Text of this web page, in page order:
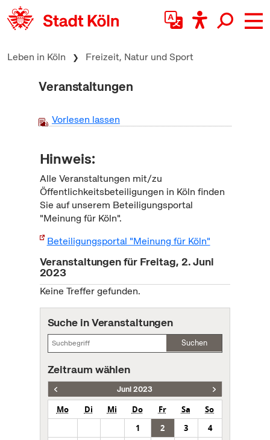
zum Inhalt springen
Leben in Köln Freizeit, Natur und Sport
Veranstaltungen
Vorlesen lassen
Hinweis:
Alle Veranstaltungen mit/zu
Öffentlichkeitsbeteiligungen in Köln finden
Sie auf unserem Beteiligungsportal
"Meinung für Köln".
Beteiligungsportal "Meinung für Köln"
Veranstaltungen für Freitag, 2. Juni
2023
Keine Treffer gefunden.
Suche in Veranstaltungen
Suchen
Zeitraum wählen
Juni 2023
Mo Di Mi Do Fr Sa
So
1
2 3
4